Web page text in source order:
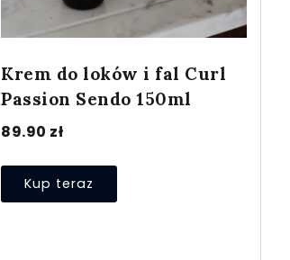
Krem do loków i fal Curl
Passion Sendo 150ml
89.90 zł
Kup teraz